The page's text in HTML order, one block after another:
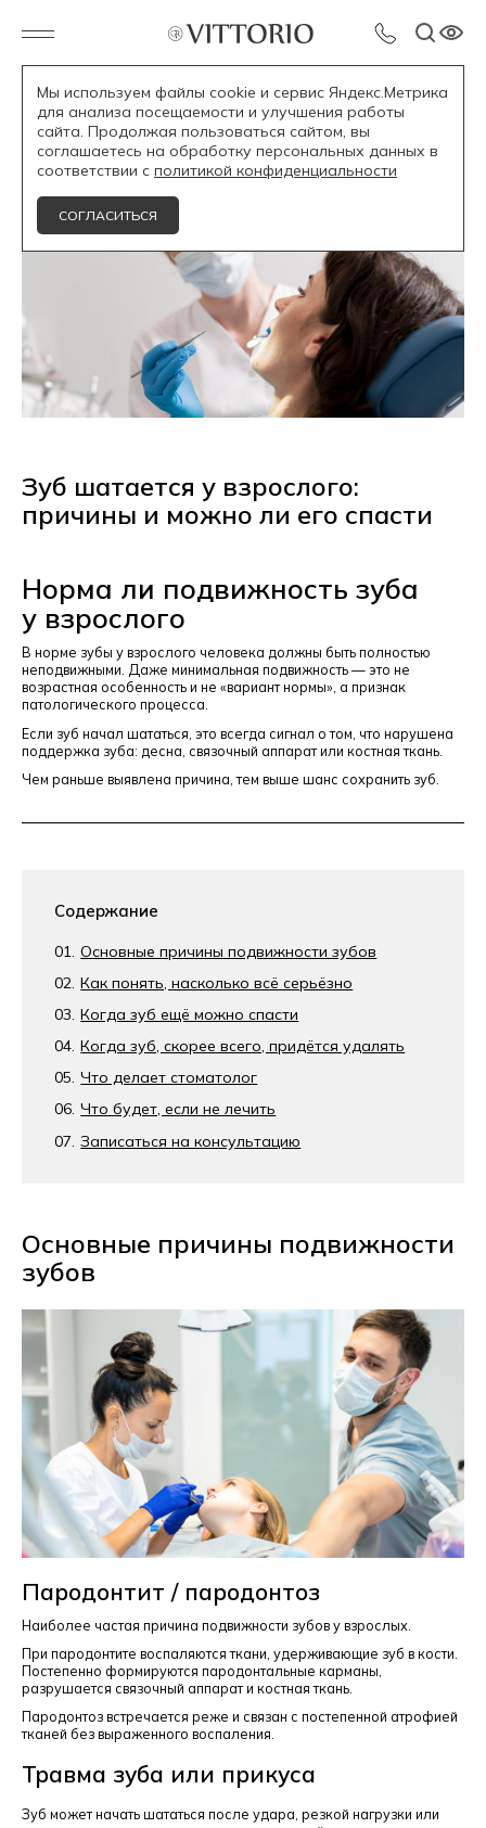
Блог /
Зуб шатается у взрослого:
причины и можно ли его спасти
Норма ли подвижность зуба
у взрослого
В норме зубы у взрослого человека должны быть полностью
неподвижными. Даже минимальная подвижность — это не
возрастная особенность и не «вариант нормы», а признак
патологического процесса.
Если зуб начал шататься, это всегда сигнал о том, что нарушена
поддержка зуба: десна, связочный аппарат или костная ткань.
Чем раньше выявлена причина, тем выше шанс сохранить зуб.
Содержание
Основные причины подвижности зубов
Как понять, насколько всё серьёзно
Когда зуб ещё можно спасти
Когда зуб, скорее всего, придётся удалять
Что делает стоматолог
Что будет, если не лечить
Записаться на консультацию
Основные причины подвижности
зубов
Пародонтит / пародонтоз
Наиболее частая причина подвижности зубов у взрослых.
При пародонтите воспаляются ткани, удерживающие зуб в кости.
Постепенно формируются пародонтальные карманы,
разрушается связочный аппарат и костная ткань.
Пародонтоз встречается реже и связан с постепенной атрофией
тканей без выраженного воспаления.
Травма зуба или прикуса
Зуб может начать шататься после удара, резкой нагрузки или
Мы используем файлы cookie и сервис Яндекс.Метрика
для анализа посещаемости и улучшения работы
сайта. Продолжая пользоваться сайтом, вы
соглашаетесь на обработку персональных данных в
соответствии с политикой конфиденциальности
СОГЛАСИТЬСЯ